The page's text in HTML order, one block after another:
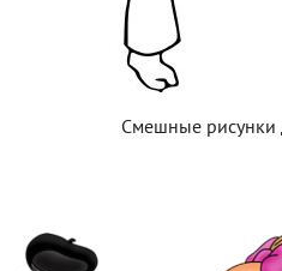
Смешные рисунки